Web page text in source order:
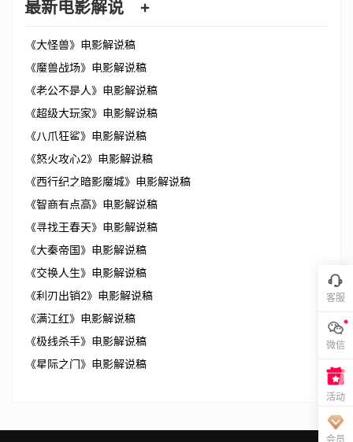
最新电影解说 +
《大怪兽》电影解说稿
《魔兽战场》电影解说稿
《老公不是人》电影解说稿
《超级大玩家》电影解说稿
《八爪狂鲨》电影解说稿
《怒火攻心2》电影解说稿
《西行纪之暗影魔城》电影解说稿
《智商有点高》电影解说稿
《寻找王春天》电影解说稿
《大秦帝国》电影解说稿
《交换人生》电影解说稿
《利刃出销2》电影解说稿
《满江红》电影解说稿
《极线杀手》电影解说稿
《星际之门》电影解说稿
客服
微信
活动
会员